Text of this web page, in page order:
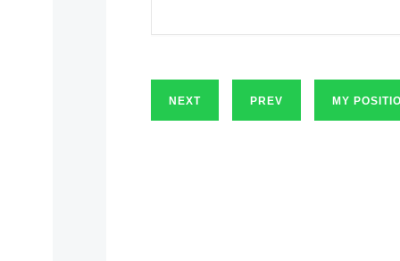
NEXT PREV MY